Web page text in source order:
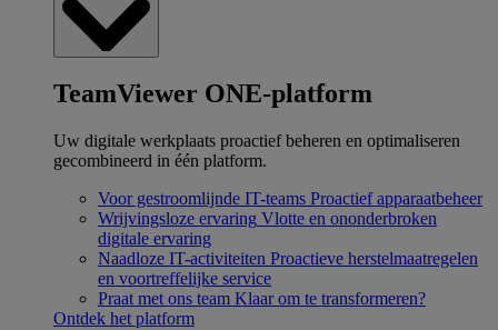
TeamViewer ONE-platform
Uw digitale werkplaats proactief beheren en optimaliseren
gecombineerd in één platform.
Voor gestroomlijnde IT-teams Proactief apparaatbeheer
Wrijvingsloze ervaring Vlotte en ononderbroken
digitale ervaring
Naadloze IT-activiteiten Proactieve herstelmaatregelen
en voortreffelijke service
Praat met ons team Klaar om te transformeren?
Ontdek het platform